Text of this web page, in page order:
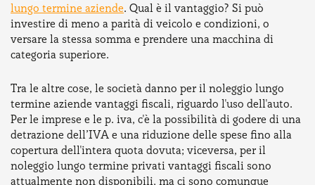
lungo termine aziende. Qual è il vantaggio? Si può
investire di meno a parità di veicolo e condizioni, o
versare la stessa somma e prendere una macchina di
categoria superiore.
Tra le altre cose, le società danno per il noleggio lungo
termine aziende vantaggi fiscali, riguardo l'uso dell'auto.
Per le imprese e le p. iva, c'è la possibilità di godere di una
detrazione dell’IVA e una riduzione delle spese fino alla
copertura dell'intera quota dovuta; viceversa, per il
noleggio lungo termine privati vantaggi fiscali sono
attualmente non disponibili, ma ci sono comunque